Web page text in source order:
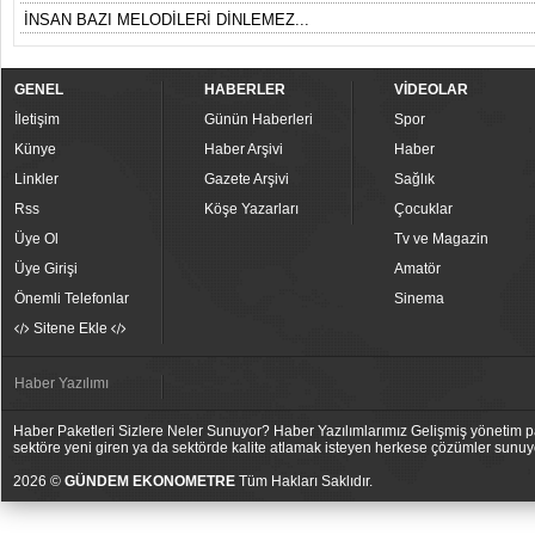
İNSAN BAZI MELODİLERİ DİNLEMEZ...
GENEL
İletişim
Künye
Linkler
Rss
Üye Ol
Üye Girişi
Önemli Telefonlar
Sitene Ekle
HABERLER
Günün Haberleri
Haber Arşivi
Gazete Arşivi
Köşe Yazarları
VİDEOLAR
Spor
Haber
Sağlık
Çocuklar
Tv ve Magazin
Amatör
Sinema
Haber Yazılımı
Haber Paketleri Sizlere Neler Sunuyor? Haber Yazılımlarımız Gelişmiş
sektöre yeni giren ya da sektörde kalite atlamak isteyen herkese çözümler
2026 © GÜNDEM EKONOMETRE Tüm Hakları Saklıdır.